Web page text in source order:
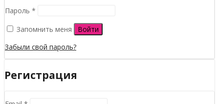
Пароль *
Запомнить меня
Войти
Забыли свой пароль?
Регистрация